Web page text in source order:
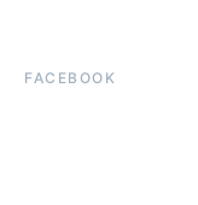
FACEBOOK